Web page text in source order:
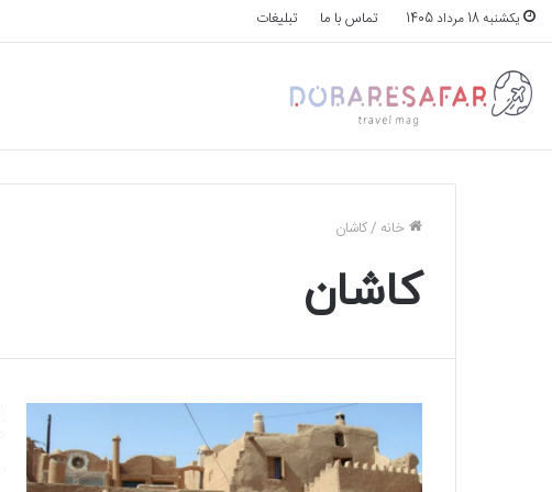
یکشنبه 18 مرداد 1405 تماس با ما تبلیغات
خانه /کاشان
کاشان